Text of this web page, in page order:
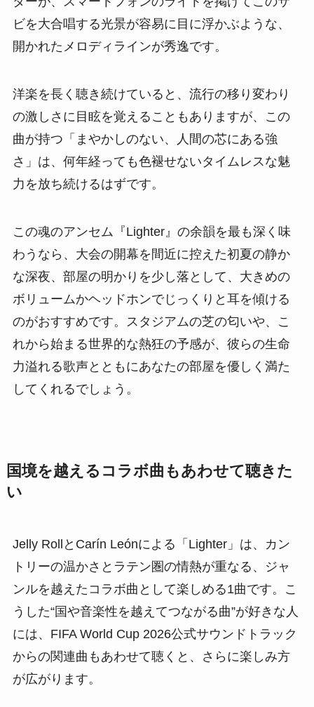
ビを大合唱する光景が容易に目に浮かぶような、
開かれたメロディラインが秀逸です。
洋楽を長く聴き続けていると、流行の移り変わり
の激しさに目眩を覚えることもありますが、この
曲が持つ「まやかしのない、人間の芯にある強
さ」は、何年経っても色褪せないタイムレスな魅
力を放ち続けるはずです。
この魂のアンセム『Lighter』の余韻を最も深く味
わうなら、大会の開幕を間近に控えた初夏の静か
な深夜、部屋の明かりを少し落として、大きめの
ボリュームかヘッドホンでじっくりと耳を傾ける
のがおすすめです。スタジアムの芝の匂いや、こ
れから始まる世界的な熱狂の予感が、彼らの生命
力溢れる歌声とともにあなたの部屋を優しく満た
してくれるでしょう。
国境を越えるコラボ曲もあわせて聴きた
い
Jelly RollとCarín Leónによる「Lighter」は、カン
トリーの温かさとラテン圏の情熱が重なる、ジャ
ンルを越えたコラボ曲として楽しめる1曲です。こ
うした“国や音楽性を越えてつながる曲”が好きな人
には、FIFA World Cup 2026公式サウンドトラック
からの関連曲もあわせて聴くと、さらに楽しみ方
が広がります。